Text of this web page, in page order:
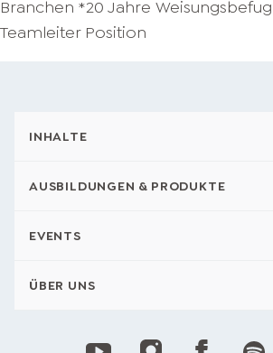
Branchen *20 Jahre
Teamleiter Position
INHALTE
AUSBILDUNGEN & PRODUKTE
EVENTS
ÜBER UNS